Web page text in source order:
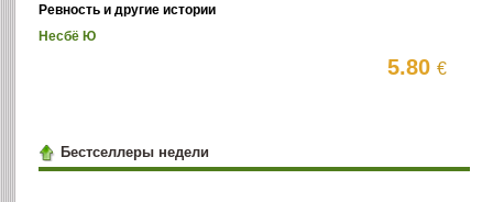
Ревность и другие истории
Несбё Ю
5.80€
Бестселлеры недели